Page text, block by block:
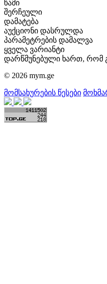
წამი
შერჩეული
დამატება
აუქციონი დასრულდა
პარამეტრების დამალვა
ყველა ვარიანტი
დარწმუნებული ხართ, რომ
© 2026 mym.ge
მომსახურების წესები